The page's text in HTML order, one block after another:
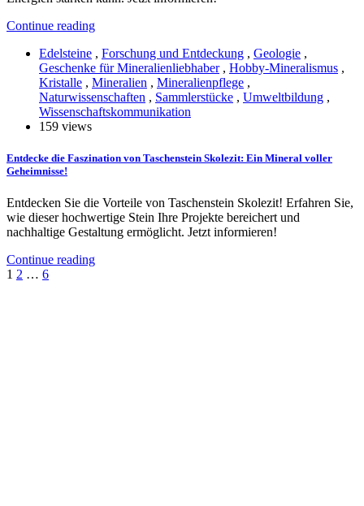
Continue reading
Edelsteine , Forschung und Entdeckung , Geologie ,
Geschenke für Mineralienliebhaber, Hobby-Mineralismus ,
Kristalle , Mineralien , Mineralienpflege ,
Naturwissenschaften , Sammlerstücke , Umweltbildung ,
Wissenschaftskommunikation
159 views
Entdecke die Faszination von Taschenstein Skolezit: Ein Mineral voller
Geheimnisse!
Entdecken Sie die Vorteile von Taschenstein Skolezit! Erfahren Sie,
wie dieser hochwertige Stein Ihre Projekte bereichert und
nachhaltige Gestaltung ermöglicht. Jetzt informieren!
Continue reading
Seitennummerierung
1 2 … 6